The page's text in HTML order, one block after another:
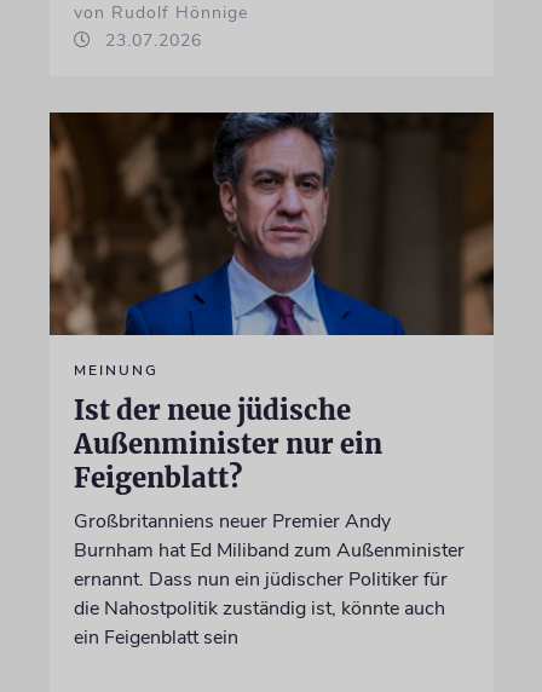
von Rudolf Hönnige
23.07.2026
MEINUNG
Ist der neue jüdische
Außenminister nur ein
Feigenblatt?
Großbritanniens neuer Premier Andy
Burnham hat Ed Miliband zum Außenminister
ernannt. Dass nun ein jüdischer Politiker für
die Nahostpolitik zuständig ist, könnte auch
ein Feigenblatt sein